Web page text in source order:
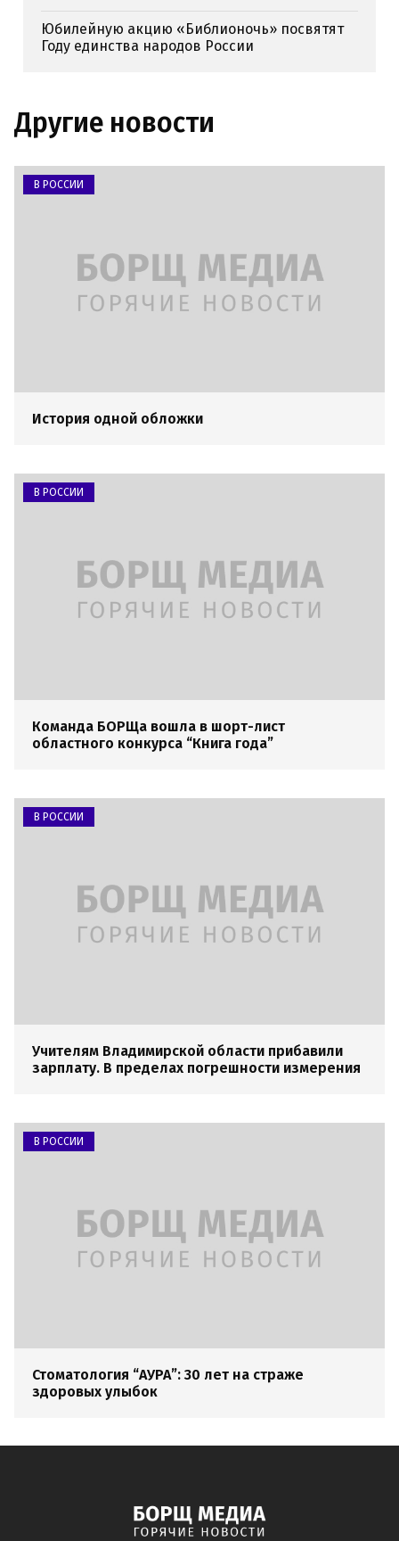
Юбилейную акцию «Библионочь» посвятят
Году единства народов России
Другие новости
В РОССИИ
История одной обложки
В РОССИИ
Команда БОРЩа вошла в шорт-лист
областного конкурса “Книга года”
В РОССИИ
Учителям Владимирской области прибавили
зарплату. В пределах погрешности измерения
В РОССИИ
Стоматология “АУРА”: 30 лет на страже
здоровых улыбок